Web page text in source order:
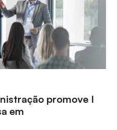
promove I
em